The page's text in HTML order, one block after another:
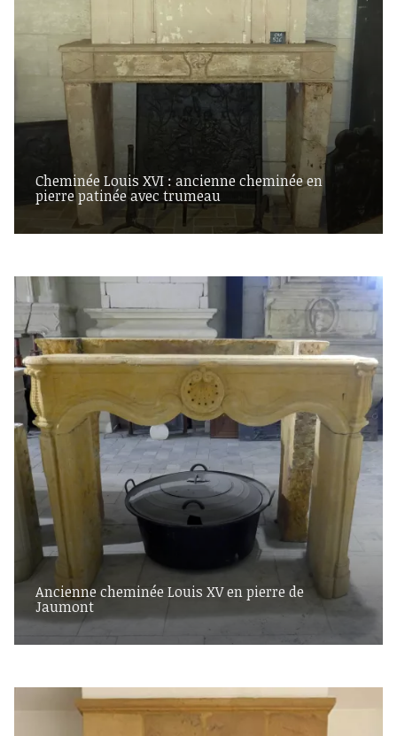
Cheminée Louis XVI : ancienne cheminée en
pierre patinée avec trumeau
Ancienne cheminée Louis XV en pierre de
Jaumont